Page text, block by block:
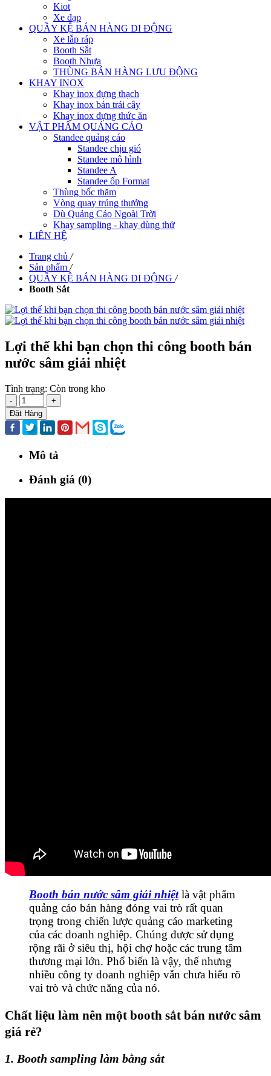
Kiot
Xe đạp
QUẦY KỆ BÁN HÀNG DI ĐỘNG
Xe lắp ráp
Booth Sắt
Booth Nhựa
THÙNG BÁN HÀNG LƯU ĐỘNG
KHAY INOX
Khay inox đựng thạch
Khay inox bán trái cây
Khay inox đựng thức ăn
VẬT PHẨM QUẢNG CÁO
Standee quảng cáo
Standee chịu gió
Standee mô hình
Standee A
Standee ốp Format
Thùng bốc thăm
Vòng quay trúng thưởng
Dù Quảng Cáo Ngoài Trời
Khay sampling - khay dùng thử
LIÊN HỆ
Trang chủ /
Sản phẩm /
QUẦY KỆ BÁN HÀNG DI ĐỘNG /
Booth Sắt
Lợi thế khi bạn chọn thi công booth bán
nước sâm giải nhiệt
Tình trạng: Còn trong kho
-
+
Đặt Hàng
Mô tả
Đánh giá (0)
Booth bán nước sâm giải nhiệtlà vật phẩm
quảng cáo bán hàng đóng vai trò rất quan
trọng trong chiến lược quảng cáo marketing
của các doanh nghiệp. Chúng được sử dụng
rộng rãi ở siêu thị, hội chợ hoặc các trung tâm
thương mại lớn. Phổ biến là vậy, thế nhưng
nhiều công ty doanh nghiệp vẫn chưa hiểu rõ
vai trò và chức năng của nó.
Chất liệu làm nên một booth sắt bán nước sâm
giá rẻ?
1. Booth sampling làm bằng sắt